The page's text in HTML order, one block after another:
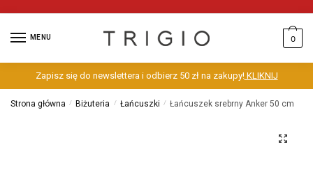
MENU 0
Zapisz się do newslettera i odbierz 50 zł na zakupy!KLIKNIJ
Strona główna / Biżuteria / Łańcuszki / Łańcuszek srebrny Anker 50 cm